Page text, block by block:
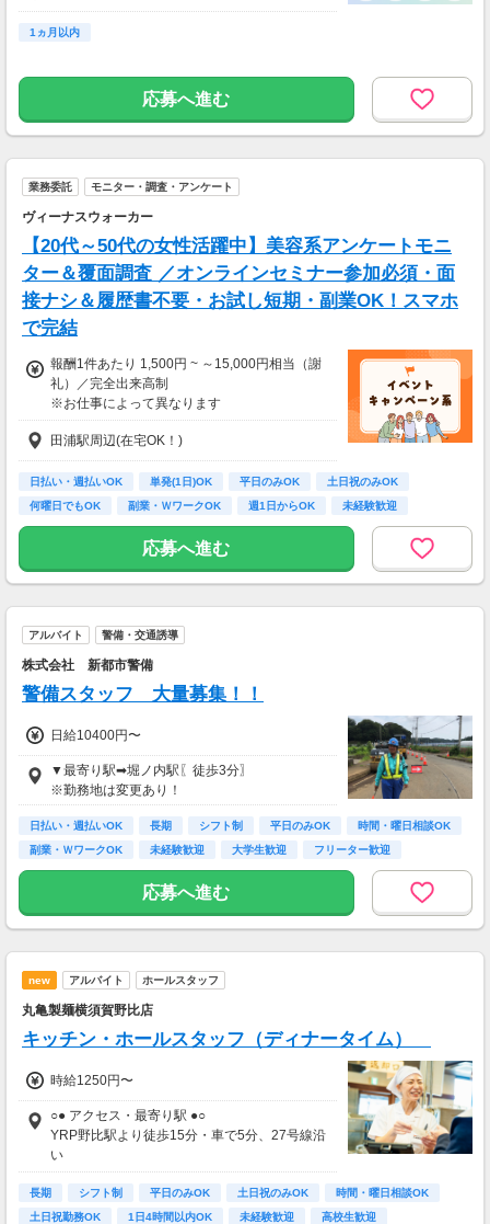
1ヵ月以内
応募へ進む
業務委託 モニター・調査・アンケート
ヴィーナスウォーカー
【20代～50代の女性活躍中】美容系アンケートモニ
ター＆覆面調査 ／オンラインセミナー参加必須・面
接ナシ＆履歴書不要・お試し短期・副業OK！スマホ
で完結
報酬1件あたり 1,500円 ~ ～15,000円相当（謝
礼）／完全出来高制
※お仕事によって異なります
※アンケート回答後、内容確認・承認を経て謝
礼をお支払いします
【お仕事の一例】
◆ 美容サプリのお試しモニター
キレイになりながらポイントがもらえる、人気
のモニターです！
・所要時間：10～20分
・謝礼金 ：500PT（1P＝1円）＋商品提供あ
スキンケア・ヘアケア商品を実際に使ってレビ
ュー！
美容好きにぴったりの、楽しみながらできるお
仕事です。
・案件数 ：10～20件
・所要時間：10～20分
・謝礼金 ：500PT（1P＝1円）＋商品提供あ
◆ 生活に役立つサービスの調査
保険相談・クレカ発行など、サービス体験後に
アンケートに回答するだけ！
高額謝礼も狙える人気ジャンルです。
・案件数 ：10～20件
・謝礼 ：2,000～10,000PT（1P＝1円）
★今だけ！お得なキャンペーン実施中★
電話セミナーに参加 & モニター応募完了で、A
mazonギフトカード2,000円分をプレゼント！
田浦駅周辺(在宅OK！)
日払い・週払いOK 単発(1日)OK 平日のみOK
土日祝のみOK
何曜日でもOK
副業・ＷワークOK 週1日からOK
未経験歓迎
大学生歓迎
応募へ進む
アルバイト 警備・交通誘導
株式会社 新都市警備
警備スタッフ 大量募集！！
日給10400円〜
▼最寄り駅➡堀ノ内駅〖徒歩3分〗
※勤務地は変更あり！
日払い・週払いOK 長期 シフト制 平日のみOK
時間・曜日相談OK
副業・ＷワークOK
未経験歓迎 大学生歓迎 フリーター歓迎
応募へ進む
new アルバイト ホールスタッフ
丸亀製麺横須賀野比店
キッチン・ホールスタッフ（ディナータイム）
時給1250円〜
○● アクセス・最寄り駅 ●○
YRP野比駅より徒歩15分・車で5分、27号線沿
い
★車・バイク通勤OK！ガソリン代も規定支給！
★自転車通勤も可！（駐輪場料金は自己負担、
店にある場合は利用可）
長期 シフト制 平日のみOK 土日祝のみOK
時間・曜日相談OK
土日祝勤務OK
1日4時間以内OK 未経験歓迎 高校生歓迎